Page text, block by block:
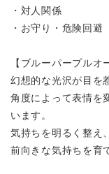
・対人関係
・お守り・危険回避
【ブルーパープルオ
幻想的な光沢が目を
角度によって表情を
います。
気持ちを明るく整え
前向きな気持ちを育